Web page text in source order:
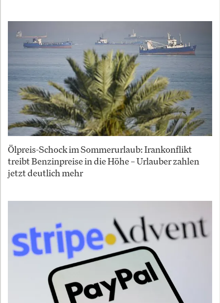
Ölpreis-Schock im Sommerurlaub: Irankonflikt
treibt Benzinpreise in die Höhe – Urlauber zahlen
jetzt deutlich mehr